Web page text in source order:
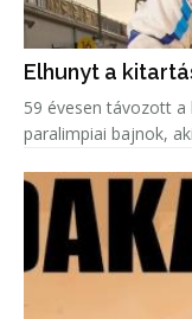
Elhunyt a
59 évesen távozott a
paralimpiai bajnok,